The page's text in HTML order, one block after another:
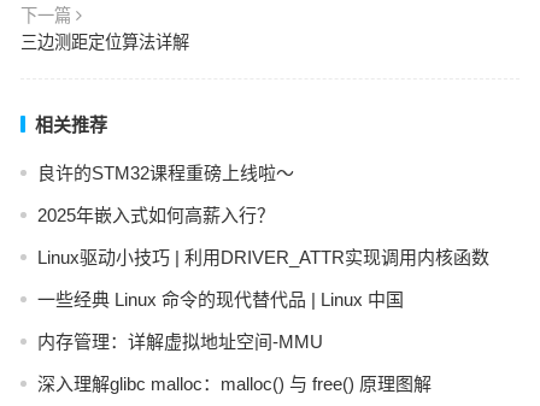
下一篇
三边测距定位算法详解
相关推荐
良许的STM32课程重磅上线啦～
2025年嵌入式如何高薪入行？
Linux驱动小技巧 | 利用DRIVER_ATTR实现调用内核函数
一些经典 Linux 命令的现代替代品 | Linux 中国
内存管理：详解虚拟地址空间-MMU
深入理解glibc malloc：malloc() 与 free() 原理图解